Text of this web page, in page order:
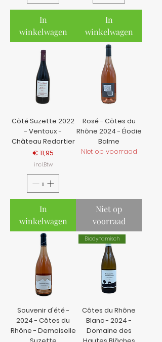
In
winkelwagen
In
winkelwagen
Côté Suzette 2022
- Ventoux -
Château Redortier
Prijs
€ 11,95
incl.Btw
In
winkelwagen
Rosé - Côtes du
Rhône 2024 - Élodie
Balme
Niet op voorraad
Niet op
voorraad
Souvenir d'été -
2024 - Côtes du
Rhône - Demoiselle
Biodynamisch
Côtes du Rhône
Blanc - 2024 -
Domaine des